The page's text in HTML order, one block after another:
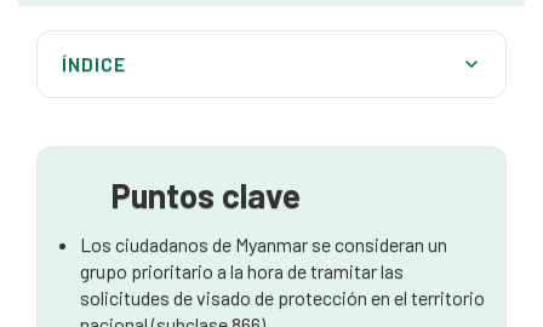
ÍNDICE
Puntos clave
Los ciudadanos de Myanmar se consideran un
grupo prioritario a la hora de tramitar las
solicitudes de visado de protección en el territorio